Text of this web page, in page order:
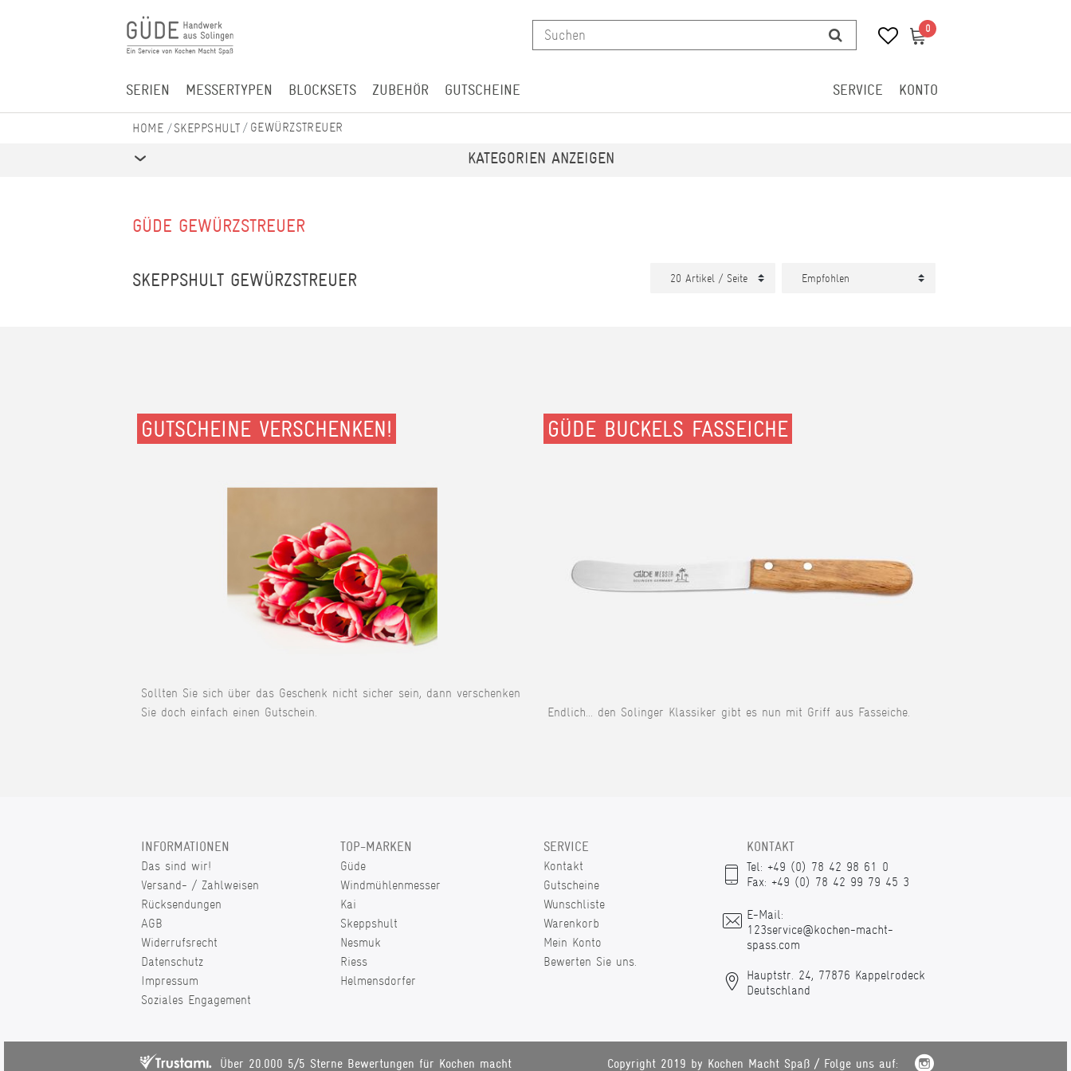
0 0
SERIEN MESSERTYPEN BLOCKSETS ZUBEHÖR GUTSCHEINE SERVICE KONTO
SKEPPSHULT GEWÜRZSTREUER
KATEGORIEN ANZEIGEN
GÜDE GEWÜRZSTREUER
SKEPPSHULT GEWÜRZSTREUER
GUTSCHEINE VERSCHENKEN!
Sollten Sie sich über das Geschenk nicht sicher sein, dann verschenken
Sie doch einfach einen Gutschein.
GÜDE BUCKELS FASSEICHE
Endlich... den Solinger Klassiker gibt es nun mit Griff aus Fasseiche.
INFORMATIONEN
Das sind wir!
Versand- / Zahlweisen
Rücksendungen
AGB
Widerrufsrecht
Datenschutz
Impressum
Soziales Engagement
TOP-MARKEN
Güde
Windmühlenmesser
Kai
Skeppshult
Nesmuk
Riess
Helmensdorfer
SERVICE
Kontakt
Gutscheine
Wunschliste
Warenkorb
Mein Konto
Bewerten Sie uns.
KONTAKT
Tel: +49 (0) 78 42 98 61 0
Fax: +49 (0) 78 42 99 79 45 3
E-Mail:
123service@kochen-macht-
spass.com
Hauptstr. 24, 77876 Kappelrodeck
Deutschland
Über 20.000 5/5 Sterne Bewertungen für Kochen macht Copyright 2019 by Kochen Macht Spaß / Folge uns auf: